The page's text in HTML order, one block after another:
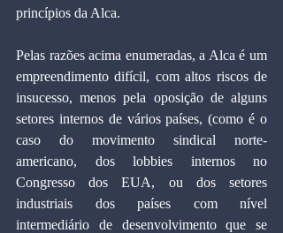
princípios da Alca.
Pelas razões acima enumeradas, a Alca é um
empreendimento difícil, com altos riscos de
insucesso, menos pela oposição de alguns
setores internos de vários países, (como é o
caso do movimento sindical norte-
americano, dos lobbies internos no
Congresso dos EUA, ou dos setores
industriais dos países com nível
intermediário de desenvolvimento que se